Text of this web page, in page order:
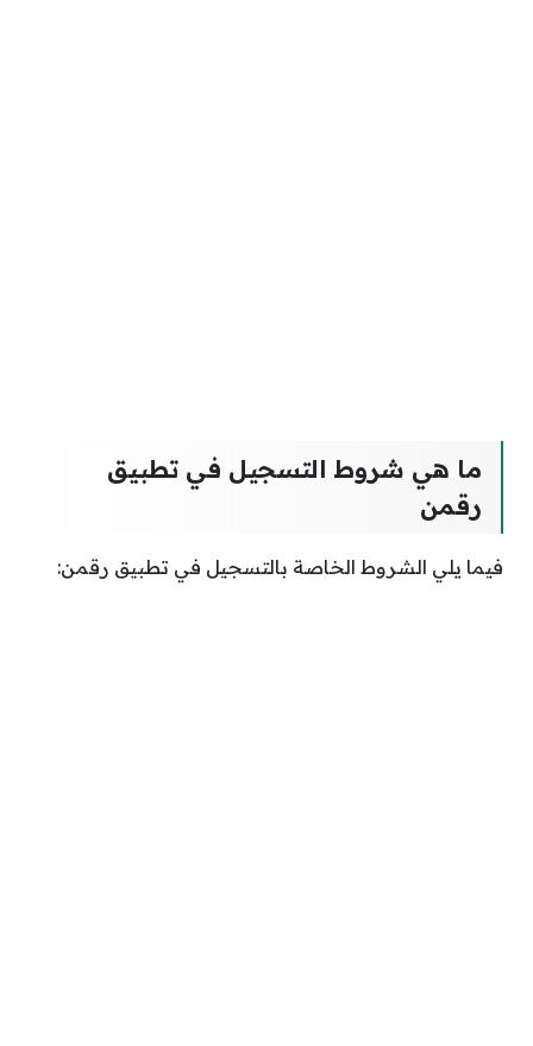
ما هي شروط التسجيل في تطبيق
رقمن
فيما يلي الشروط الخاصة بالتسجيل في تطبيق رقمن: